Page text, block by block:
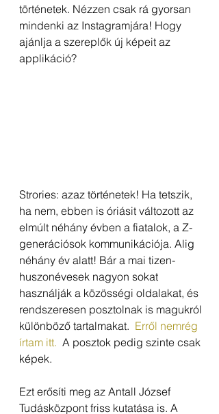
történetek. Nézzen csak rá gyorsan
mindenki az Instagramjára! Hogy
ajánlja a szereplők új képeit az
applikáció?
Strories: azaz történetek! Ha tetszik,
ha nem, ebben is óriásit változott az
elmúlt néhány évben a fiatalok, a Z-
generációsok kommunikációja. Alig
néhány év alatt! Bár a mai tizen-
huszonévesek nagyon sokat
használják a közösségi oldalakat, és
rendszeresen posztolnak is magukról
különböző tartalmakat. Erről nemrég
írtam itt. A posztok pedig szinte csak
képek.
Ezt erősíti meg az Antall József
Tudásközpont friss kutatása is. A